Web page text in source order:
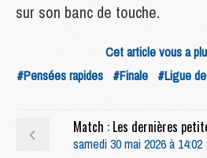
sur son banc de touche.
Cet article vous a
#Pensées rapides #Finale #Ligue
samedi 30 mai 2026 à 14:02